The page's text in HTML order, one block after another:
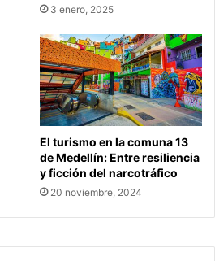
3 enero, 2025
El turismo en la comuna 13
de Medellín: Entre resiliencia
y ficción del narcotráfico
20 noviembre, 2024